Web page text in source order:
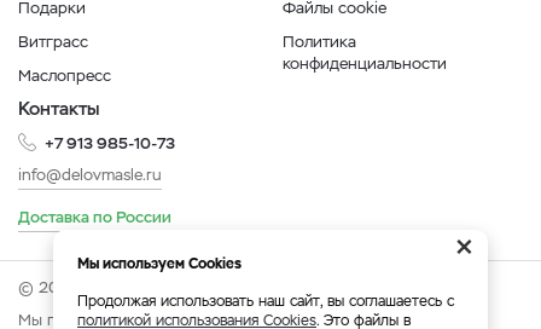
Подарки
Витграсс
Маслопресс
Файлы cookie
Политика
конфиденциальности
Контакты
+7 913 985-10-73
info@delovmasle.ru
Доставка по России
© 2026 Интернет-магазин "Дело в масле".
Мы принимаем:
×
Мы используем Cookies
Продолжая использовать наш сайт, вы соглашаетесь с
политикой использования Cookies. Это файлы в